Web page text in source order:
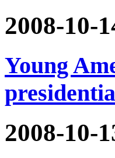
2008-10-
Young
2008-10-